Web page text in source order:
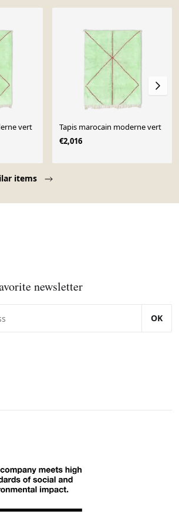
items
vert
Tapis marocain moderne vert
€2,016
newsletter
OK